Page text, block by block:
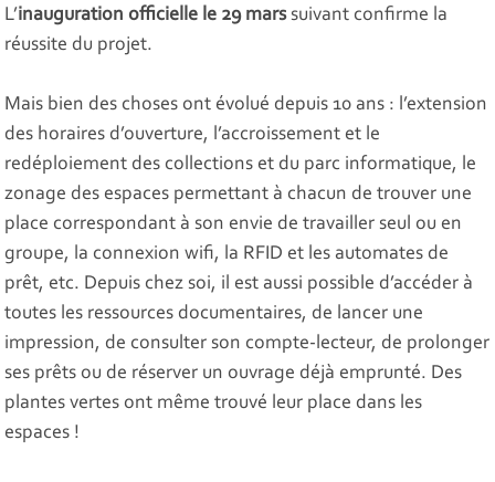
L’inauguration officielle le 29 marssuivant confirme la
réussite du projet.
Mais bien des choses ont évolué depuis 10 ans : l’extension
des horaires d’ouverture, l’accroissement et le
redéploiement des collections et du parc informatique, le
zonage des espaces permettant à chacun de trouver une
place correspondant à son envie de travailler seul ou en
groupe, la connexion wifi, la RFID et les automates de
prêt, etc. Depuis chez soi, il est aussi possible d’accéder à
toutes les ressources documentaires, de lancer une
impression, de consulter son compte-lecteur, de prolonger
ses prêts ou de réserver un ouvrage déjà emprunté. Des
plantes vertes ont même trouvé leur place dans les
espaces !